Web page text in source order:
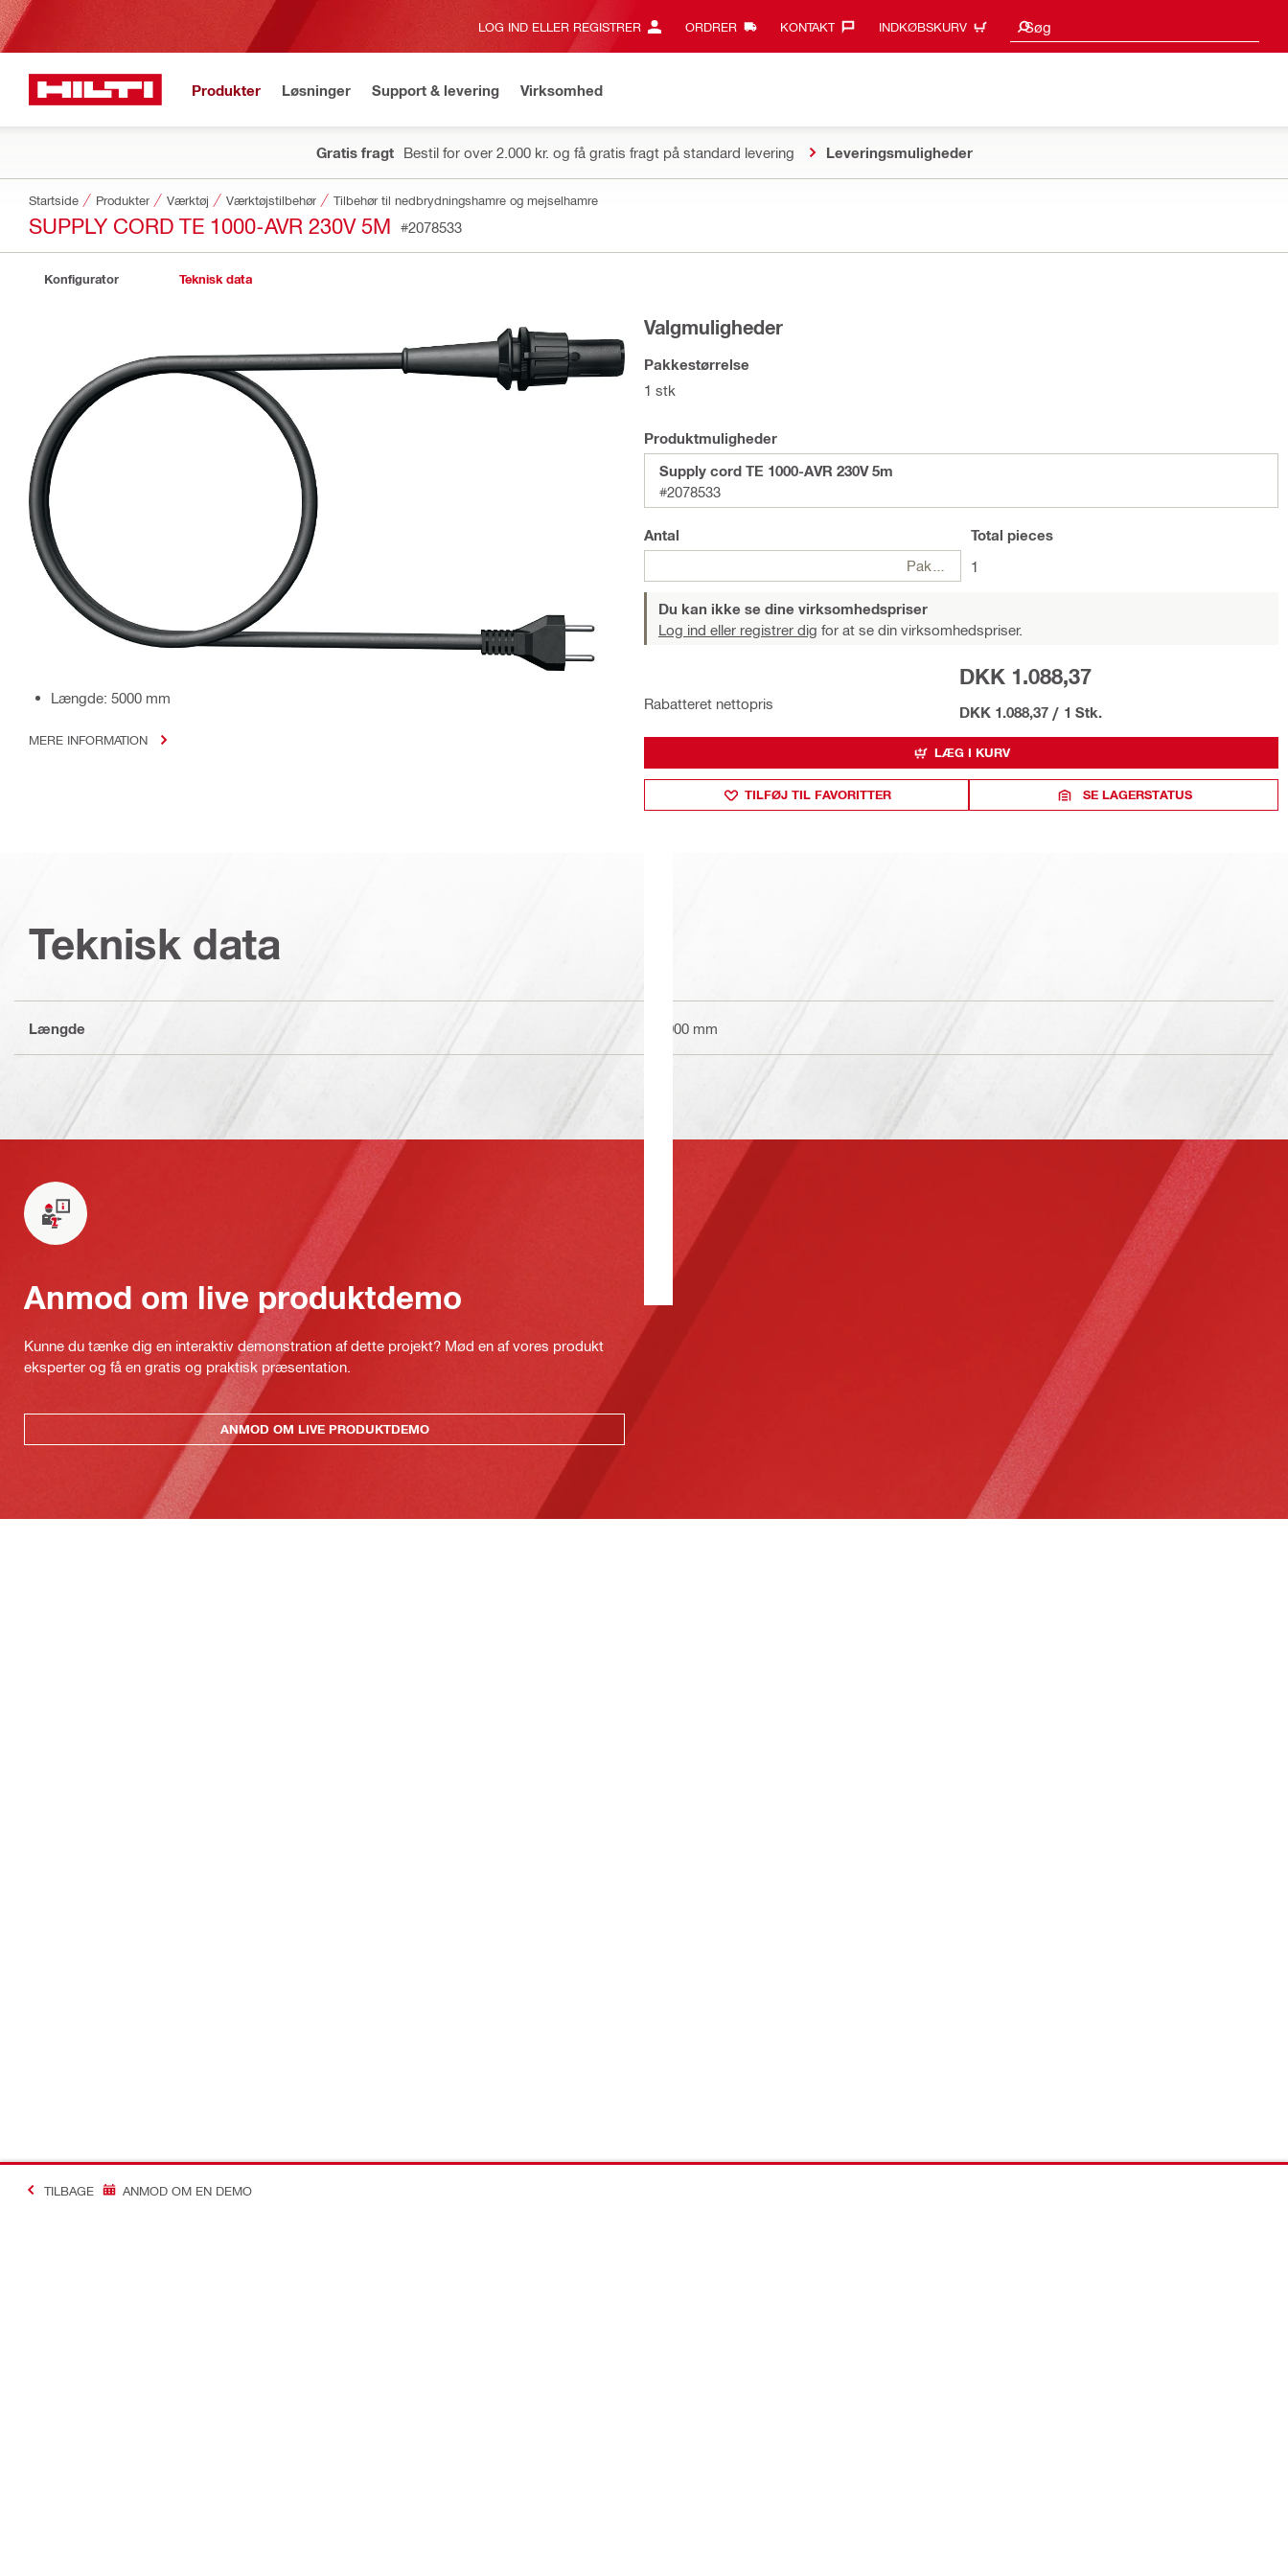
LOG IND ELLER REGISTRER ORDRER KONTAKT‎ INDKØBSKURV Søg
Søgeresultater
Produkter Løsninger Support & levering Virksomhed
Gratis fragt Bestil for over 2.000 kr. og få gratis fragt på standard levering Leveringsmuligheder
Startside Produkter Værktøj Værktøjstilbehør Tilbehør til nedbrydningshamre og mejselhamre
SUPPLY CORD TE 1000-AVR 230V 5M #2078533
Konfigurator Teknisk data
Længde: 5000 mm
MERE INFORMATION
Valgmuligheder
Pakkestørrelse
1 stk
Produktmuligheder
Supply cord TE 1000-AVR 230V 5m
#2078533
Antal
Pakker
Total pieces
1
Du kan ikke se dine virksomhedspriser
Log ind eller registrer dig for at se din virksomhedspriser.
Rabatteret nettopris
DKK 1.088,37
DKK 1.088,37 / 1 Stk.
LÆG I KURV
TILFØJ TIL FAVORITTER SE LAGERSTATUS
Teknisk data
Længde 5000 mm
Anmod om live produktdemo
Kunne du tænke dig en interaktiv demonstration af dette projekt? Mød en af vores produkt
eksperter og få en gratis og praktisk præsentation.
ANMOD OM LIVE PRODUKTDEMO
TILBAGE ANMOD OM EN DEMO